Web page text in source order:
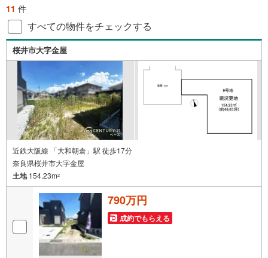
11 件
すべての物件をチェックする
桜井市大字金屋
近鉄大阪線 「大和朝倉」駅 徒歩17分
奈良県桜井市大字金屋
土地154.23m2
790万円
成約でもらえる